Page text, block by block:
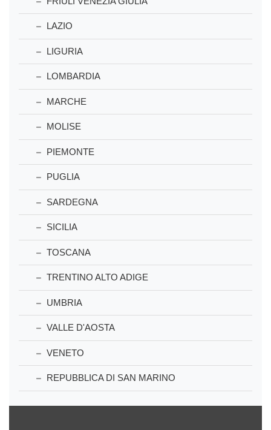
LAZIO
LIGURIA
LOMBARDIA
MARCHE
MOLISE
PIEMONTE
PUGLIA
SARDEGNA
SICILIA
TOSCANA
TRENTINO ALTO ADIGE
UMBRIA
VALLE D'AOSTA
VENETO
REPUBBLICA DI SAN MARINO